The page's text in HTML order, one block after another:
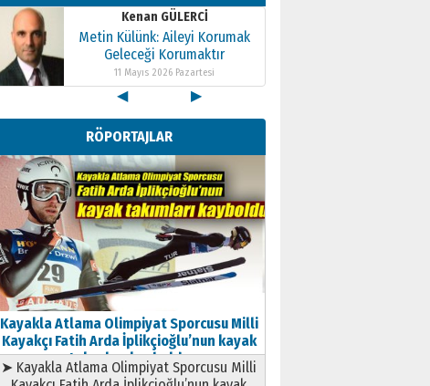
Kenan GÜLERCİ
Metin Külünk: Aileyi Korumak
Geleceği Korumaktır
11 Mayıs 2026 Pazartesi
Kenan GÜLERCİ
Metin Külünk: Aileyi Korumak
Geleceği Korumaktır
11 Mayıs 2026 Pazartesi
◀ ▶
RÖPORTAJLAR
Kayakla Atlama Olimpiyat Sporcusu Milli
Kayakçı Fatih Arda İplikçioğlu’nun kayak
takımları kayboldu
➤ Kayakla Atlama Olimpiyat Sporcusu Milli